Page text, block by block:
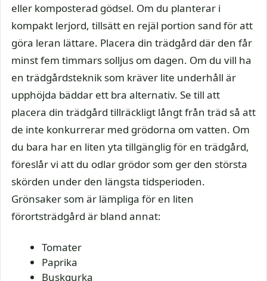
eller komposterad gödsel. Om du planterar i
kompakt lerjord, tillsätt en rejäl portion sand för att
göra leran lättare. Placera din trädgård där den får
minst fem timmars solljus om dagen. Om du vill ha
en trädgårdsteknik som kräver lite underhåll är
upphöjda bäddar ett bra alternativ. Se till att
placera din trädgård tillräckligt långt från träd så att
de inte konkurrerar med grödorna om vatten. Om
du bara har en liten yta tillgänglig för en trädgård,
föreslår vi att du odlar grödor som ger den största
skörden under den längsta tidsperioden.
Grönsaker som är lämpliga för en liten
förortsträdgård är bland annat:
Tomater
Paprika
Buskgurka